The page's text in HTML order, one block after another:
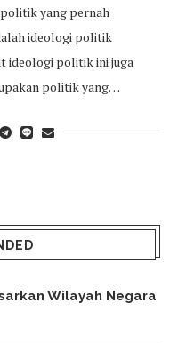
yang pernah
ideologi politik
ideologi politik ini juga
politik yang…
Wilayah Negara